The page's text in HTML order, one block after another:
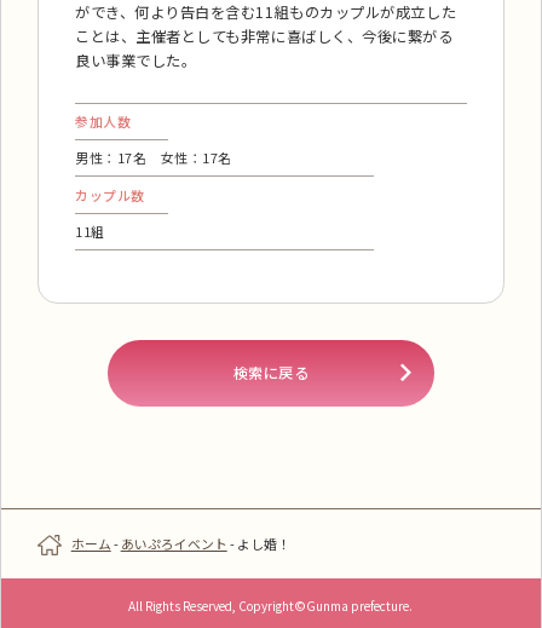
ができ、何より告白を含む11組ものカップルが成立した
ことは、主催者としても非常に喜ばしく、今後に繋がる
良い事業でした。
参加人数
男性：17名 女性：17名
カップル数
11組
検索に戻る
ホーム-あいぷろイベント -よし婚！
All Rights Reserved, Copyright©Gunma prefecture.